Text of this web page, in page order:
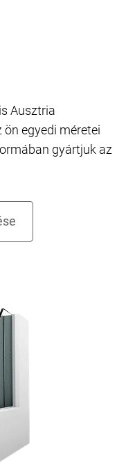
Ausztria
ön egyedi méretei
gyártjuk az